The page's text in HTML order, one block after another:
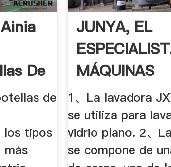
De
de
los tipos
más
JUNYA, EL
MÁQUINAS
VIDRIO DE ...
1、La lavadora
se utiliza para
vidrio plano. 2、
se compone de